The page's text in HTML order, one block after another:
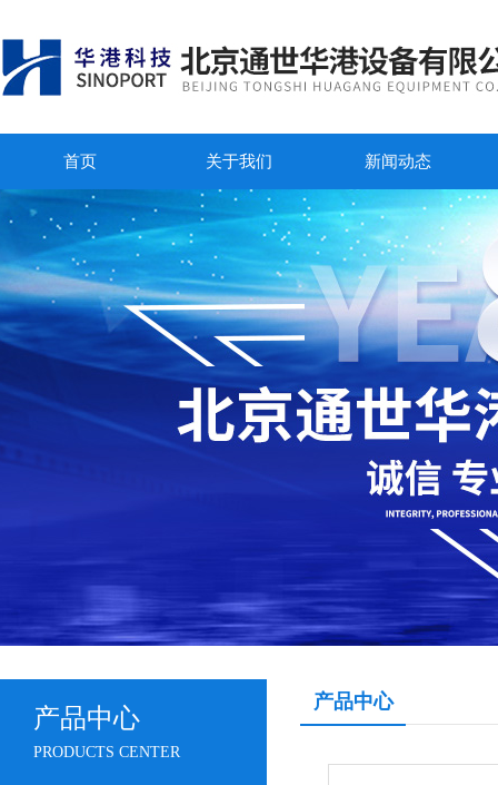
首页 关于我们 新闻动态
产品中心
PRODUCTS CENTER
产品中心